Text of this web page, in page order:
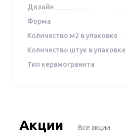
Дизайн
Форма
Количество м2 в упаковке
Количество штук в упаковке
Тип керамогранита
Акции Все акции